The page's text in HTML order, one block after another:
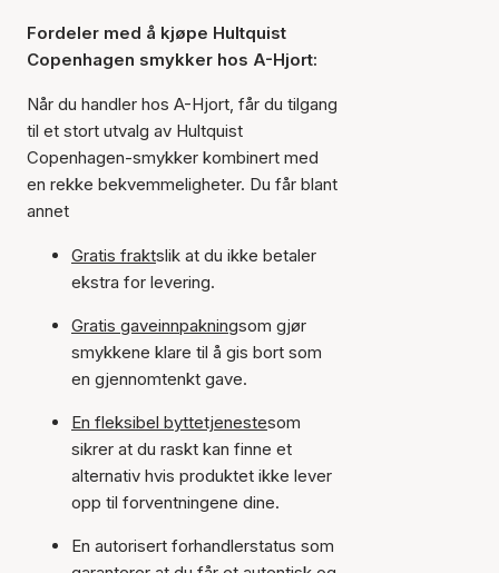
Fordeler med å kjøpe Hultquist
Copenhagen smykker hos A-Hjort:
Når du handler hos A-Hjort, får du tilgang
til et stort utvalg av Hultquist
Copenhagen-smykker kombinert med
en rekke bekvemmeligheter. Du får blant
annet
Gratis fraktslik at du ikke betaler
ekstra for levering.
Gratis gaveinnpakningsom gjør
smykkene klare til å gis bort som
en gjennomtenkt gave.
En fleksibel byttetjenestesom
sikrer at du raskt kan finne et
alternativ hvis produktet ikke lever
opp til forventningene dine.
En autorisert forhandlerstatus som